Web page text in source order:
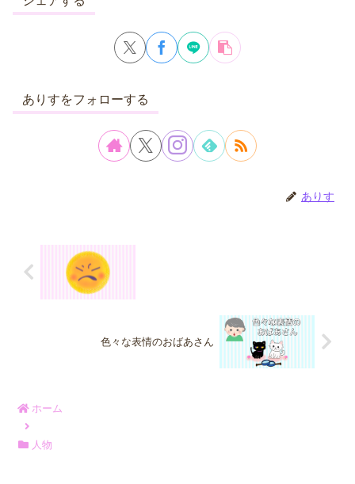
ありすをフォローする
ありす
色々な表情のおばあさん
ホーム
人物